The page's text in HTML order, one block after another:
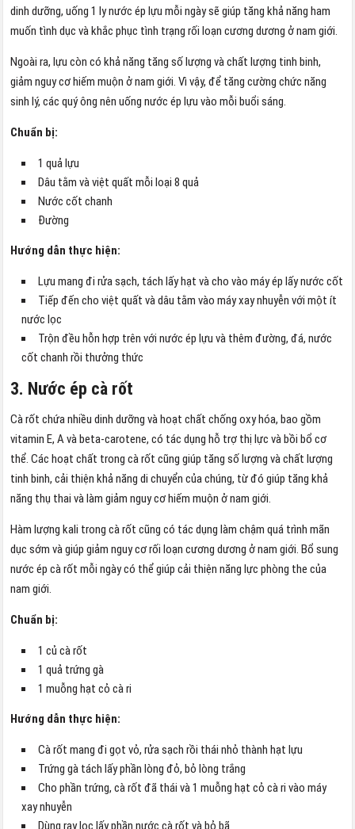
dinh dưỡng, uống 1 ly nước ép lựu mỗi ngày sẽ giúp tăng khả năng ham
muốn tình dục và khắc phục tình trạng rối loạn cương dương ở nam giới.
Ngoài ra, lựu còn có khả năng tăng số lượng và chất lượng tinh binh,
giảm nguy cơ hiếm muộn ở nam giới. Vì vậy, để tăng cường chức năng
sinh lý, các quý ông nên uống nước ép lựu vào mỗi buổi sáng.
Chuẩn bị:
1 quả lựu
Dâu tằm và việt quất mỗi loại 8 quả
Nước cốt chanh
Đường
Hướng dẫn thực hiện:
Lựu mang đi rửa sạch, tách lấy hạt và cho vào máy ép lấy nước cốt
Tiếp đến cho việt quất và dâu tằm vào máy xay nhuyễn với một ít
nước lọc
Trộn đều hỗn hợp trên với nước ép lựu và thêm đường, đá, nước
cốt chanh rồi thưởng thức
3. Nước ép cà rốt
Cà rốt chứa nhiều dinh dưỡng và hoạt chất chống oxy hóa, bao gồm
vitamin E, A và beta-carotene, có tác dụng hỗ trợ thị lực và bồi bổ cơ
thể. Các hoạt chất trong cà rốt cũng giúp tăng số lượng và chất lượng
tinh binh, cải thiện khả năng di chuyển của chúng, từ đó giúp tăng khả
năng thụ thai và làm giảm nguy cơ hiếm muộn ở nam giới.
Hàm lượng kali trong cà rốt cũng có tác dụng làm chậm quá trình mãn
dục sớm và giúp giảm nguy cơ rối loạn cương dương ở nam giới. Bổ sung
nước ép cà rốt mỗi ngày có thể giúp cải thiện năng lực phòng the của
nam giới.
Chuẩn bị:
1 củ cà rốt
1 quả trứng gà
1 muỗng hạt cỏ cà ri
Hướng dẫn thực hiện:
Cà rốt mang đi gọt vỏ, rửa sạch rồi thái nhỏ thành hạt lựu
Trứng gà tách lấy phần lòng đỏ, bỏ lòng trắng
Cho phần trứng, cà rốt đã thái và 1 muỗng hạt cỏ cà ri vào máy
xay nhuyễn
Dùng ray lọc lấy phần nước cà rốt và bỏ bã